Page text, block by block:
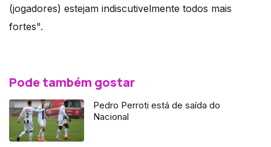
(jogadores) estejam indiscutivelmente todos mais
fortes".
Pode também gostar
Pedro Perroti está de saída do
Nacional